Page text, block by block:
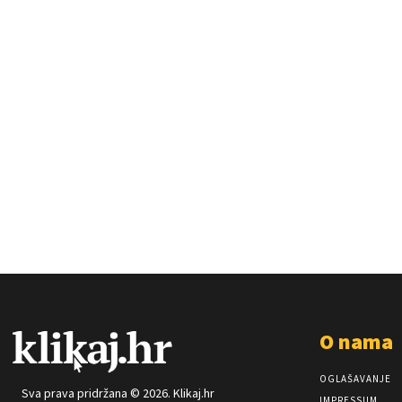
Sva prava pridržana © 2026. Klikaj.hr
O nama
OGLAŠAVANJE